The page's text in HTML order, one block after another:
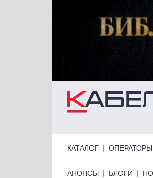
КАТАЛОГ ОПЕРАТОРЫ
Primary links bottom
АНОНСЫ БЛОГИ